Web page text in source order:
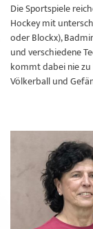
Die Sportspiele
Hockey mit
oder Blockx),
und verschiedene
kommt dabei nie
Völkerball und